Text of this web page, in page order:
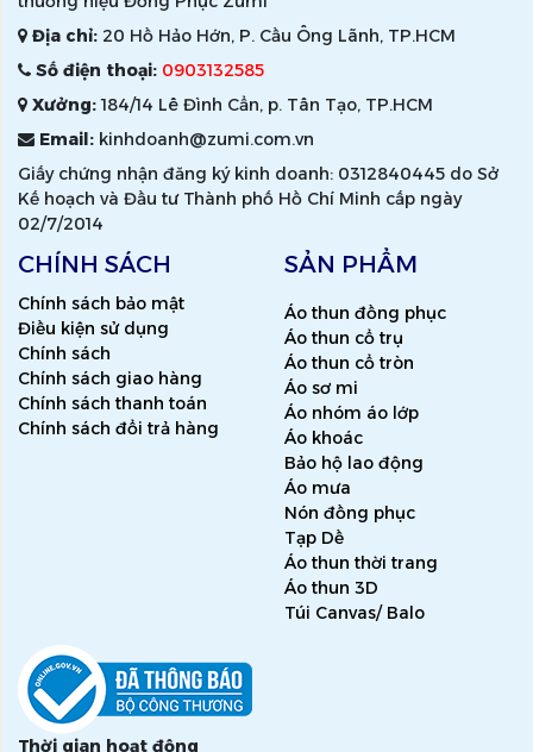
Địa chỉ: 20 Hồ Hảo Hớn, P. Cầu Ông Lãnh, TP.HCM
Số điện thoại: 0903132585
Xưởng:184/14 Lê Đình Cẩn, p. Tân Tạo, TP.HCM
Email: kinhdoanh@zumi.com.vn
Giấy chứng nhận đăng ký kinh doanh: 0312840445 do Sở
Kế hoạch và Đầu tư Thành phố Hồ Chí Minh cấp ngày
02/7/2014
CHÍNH SÁCH
Chính sách bảo mật
Điều kiện sử dụng
Chính sách
Chính sách giao hàng
Chính sách thanh toán
Chính sách đổi trả hàng
SẢN PHẨM
Áo thun đồng phục
Áo thun cổ trụ
Áo thun cổ tròn
Áo sơ mi
Áo nhóm áo lớp
Áo khoác
Bảo hộ lao động
Áo mưa
Nón đồng phục
Tạp Dề
Áo thun thời trang
Áo thun 3D
Túi Canvas/ Balo
Thời gian hoạt động